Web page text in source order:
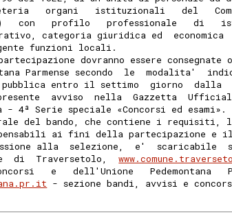
organi   istituzionali   del
con   profilo   professionale   di
categoria giuridica ed  economica
funzioni locali.
dovranno essere consegnate
Parmense secondo  le  modalita'
pubblica entro il settimo  giorno  dalla
avviso  nella  Gazzetta
4ª Serie speciale «Concorsi ed esami».
del bando, che contiene i requisiti,
ai fini della partecipazione e il
alla  selezione,  e'  scaricabile
di  Traversetolo,
e   dell'Unione   Pedemontana
- sezione bandi, avvisi e